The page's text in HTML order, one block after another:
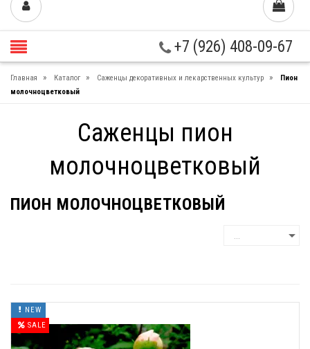
+7 (926) 408-09-67
Главная » Каталог » Саженцы декоративных и лекарственных культур »
Пион
молочноцветковый
Саженцы пион
молочноцветковый
ПИОН МОЛОЧНОЦВЕТКОВЫЙ
SALE
NEW